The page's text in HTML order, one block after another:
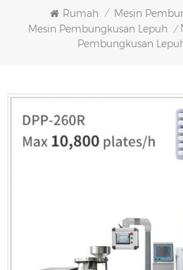
Rumah / Mesin
Mesin Pembungkusan Lepuh /
Pembungkusan